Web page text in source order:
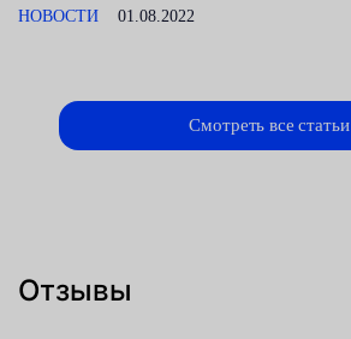
НОВОСТИ 01.08.2022
Смотреть все статьи
Отзывы